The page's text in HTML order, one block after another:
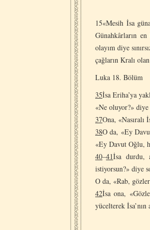
15«Mesih İsa
Günahkârların
olayım diye
çağların Kralı
Luka 18. Bölüm
35İsa Eriha’ya
«Ne oluyor?» diye
37Ona, «Nasıralı
38O da, «Ey
«Ey Davut Oğlu,
40–41İsa durdu,
istiyorsun?» diye
O da, «Rab,
42İsa ona,
yücelterek